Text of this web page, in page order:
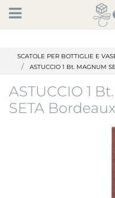
Open
SCATOLE PER BOTTIGLIE E
ASTUCCIO 1 Bt. MAGNUM
ASTUCCIO 1
SETA Bordeaux